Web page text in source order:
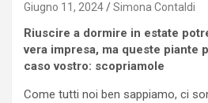
Giugno 11, 2024 Simona Contaldi
Riuscire a dormire in estate
vera impresa, ma queste piante
caso vostro: scopriamole
Come tutti noi ben sappiamo, ci